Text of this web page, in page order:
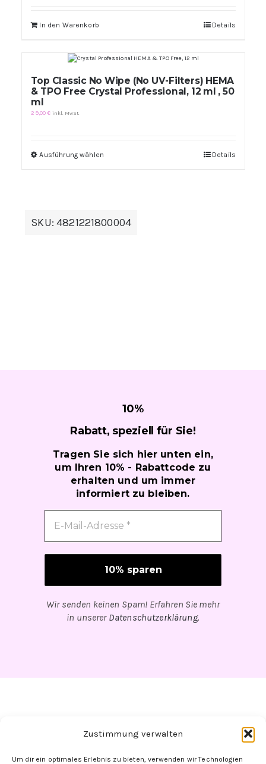
Zustimmung verwalten
Um dir ein optimales Erlebnis zu bieten, verwenden wir Technologien
In den Warenkorb Details
Top Classic No Wipe (No UV-Filters) HEMA
& TPO Free Crystal Professional, 12 ml , 50
ml
29,00€ inkl. MwSt.
Ausführung wählen
Die
Details
SKU:4821221800004
10%
Rabatt, speziell für Sie!
Tragen Sie sich hier unten ein,
um Ihren 10% - Rabattcode zu
erhalten und um immer
informiert zu bleiben.
Wir senden keinen Spam! Erfahren Sie mehr
in unserer Datenschutzerklärung.